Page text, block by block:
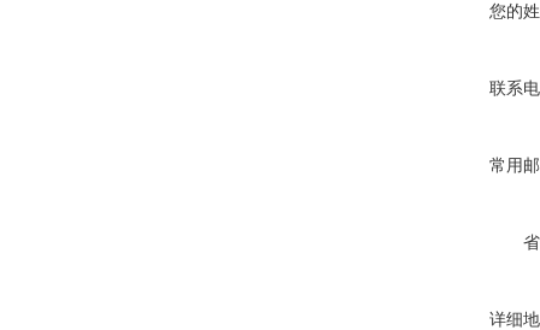
您的
联系
常用
详细